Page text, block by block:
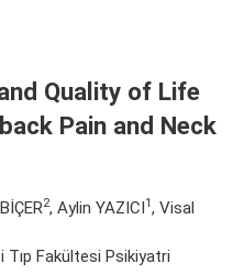
Quality of Life
Pain and Neck
2, Aylin YAZICI1, Visal
Tıp Fakültesi Psikiyatri